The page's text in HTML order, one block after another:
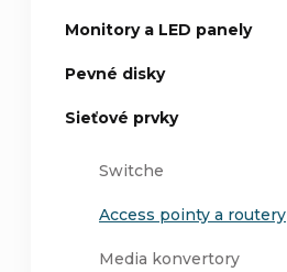
Monitory a LED panely
Pevné disky
Sieťové prvky
Switche
Access pointy a routery
Media konvertory